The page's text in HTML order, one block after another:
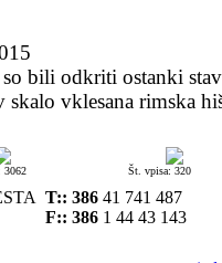
bili odkriti ostanki
vklesana rimska
3062 Št. vpisa: 320
T:: 386 41 741 487
F:: 386 1 44 43 143